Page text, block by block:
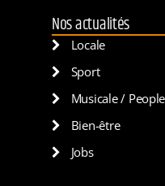
Nos actualités
Locale
Sport
Musicale / People
Bien-être
Jobs